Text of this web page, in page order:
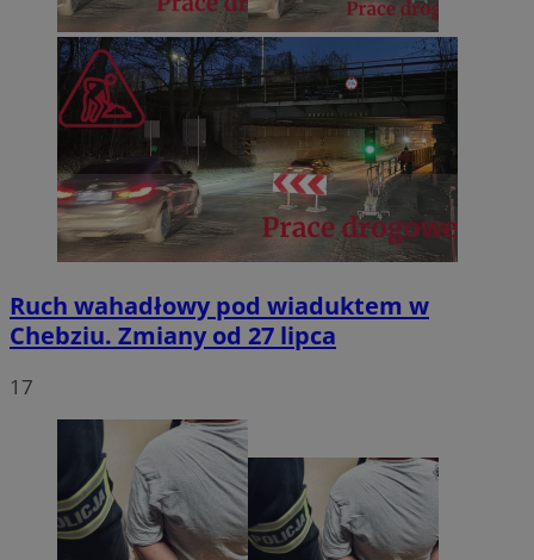
Ruch wahadłowy pod wiaduktem w
Chebziu. Zmiany od 27 lipca
17